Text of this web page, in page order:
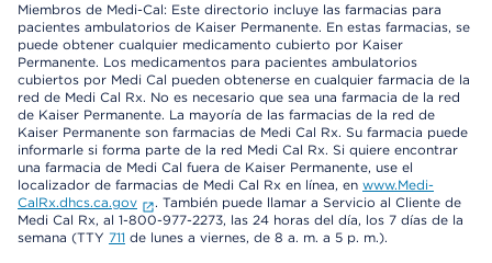
Miembros de Medi-Cal: Este directorio incluye las farmacias para
pacientes ambulatorios de Kaiser Permanente. En estas farmacias, se
puede obtener cualquier medicamento cubierto por Kaiser
Permanente. Los medicamentos para pacientes ambulatorios
cubiertos por Medi Cal pueden obtenerse en cualquier farmacia de la
red de Medi Cal Rx. No es necesario que sea una farmacia de la red
de Kaiser Permanente. La mayoría de las farmacias de la red de
Kaiser Permanente son farmacias de Medi Cal Rx. Su farmacia puede
informarle si forma parte de la red Medi Cal Rx. Si quiere encontrar
una farmacia de Medi Cal fuera de Kaiser Permanente, use el
localizador de farmacias de Medi Cal Rx en línea, en www.Medi-
CalRx.dhcs.ca.gov
. También puede llamar a Servicio al Cliente de
Medi Cal Rx, al 1-800-977-2273, las 24 horas del día, los 7 días de la
semana (TTY 711 de lunes a viernes, de 8 a. m. a 5 p. m.).